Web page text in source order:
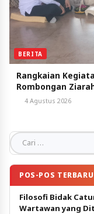
BERITA
Rangkaian
Rombongan
4 Agustus 2026
Cari untuk:
POS-POS TERBARU
Filosofi Bidak
Wartawan yang